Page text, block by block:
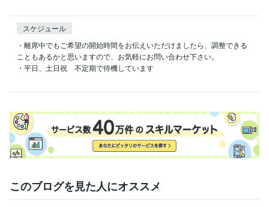
スケジュール
・離席中でもご希望の開始時間をお伝えいただけましたら、調整できる
こともあるかと思いますので、お気軽にお問い合わせ下さい。
・平日、土日祝　不定期で待機しています
このブログを見た人にオススメ